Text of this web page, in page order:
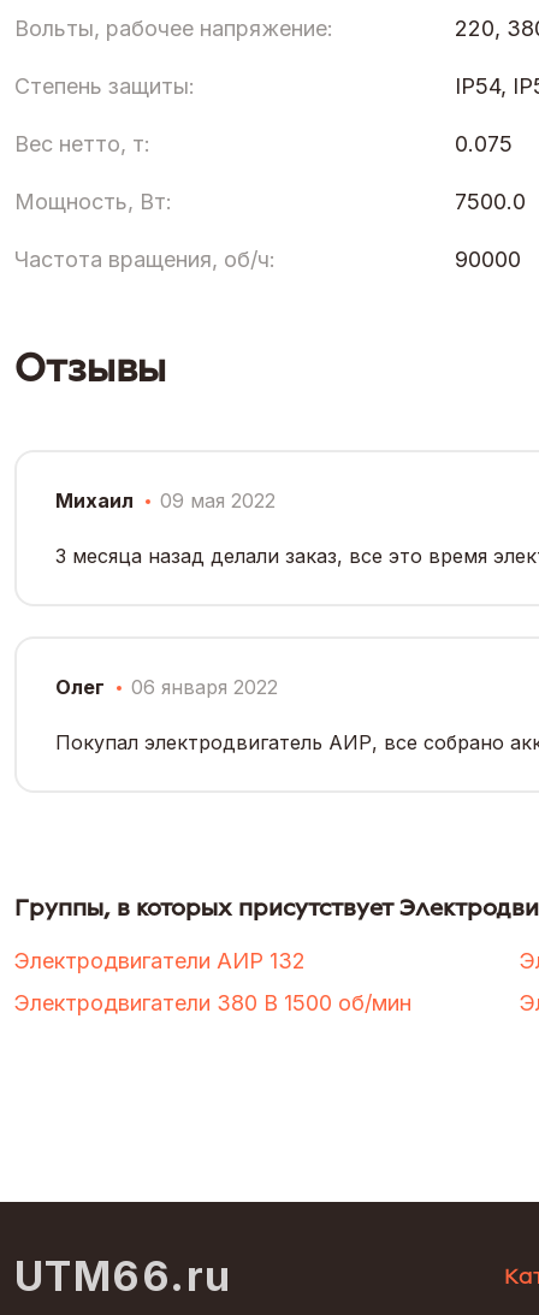
Вольты, рабочее напряжение: 220,
Степень защиты: IP54,
Вес нетто, т: 0.075
Мощность, Вт: 7500.0
Частота вращения, об/ч: 90000
Отзывы
Михаил 09 мая 2022
3 месяца назад делали заказ, все это время
Олег 06 января 2022
Покупал электродвигатель АИР, все собрано
Группы, в которых присутствует
Электродвигатели АИР 132
Электродвигатели 380 В 1500 об/мин
UTM66.ru